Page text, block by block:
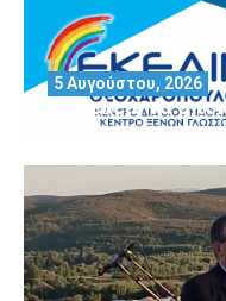
Θέλεις να
5 Αυγούστου, 2026